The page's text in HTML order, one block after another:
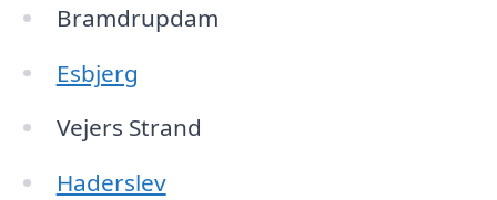
Bramdrupdam
Esbjerg
Vejers Strand
Haderslev